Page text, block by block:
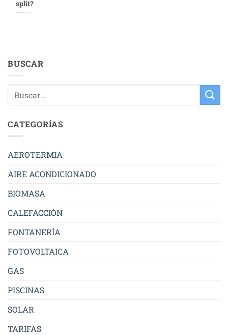
split?
BUSCAR
CATEGORÍAS
AEROTERMIA
AIRE ACONDICIONADO
BIOMASA
CALEFACCIÓN
FONTANERÍA
FOTOVOLTAICA
GAS
PISCINAS
SOLAR
TARIFAS